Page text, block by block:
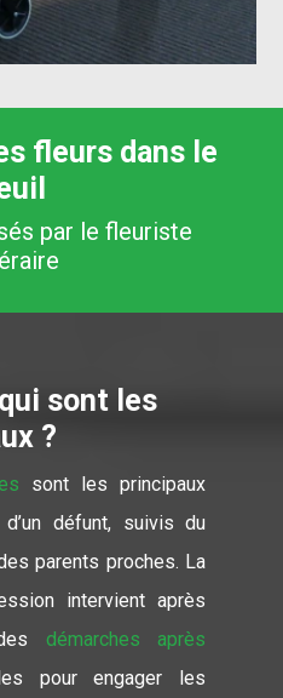
fleurs dans le
par le fleuriste
sont les
?
sont les principaux
d’un défunt, suivis du
parents proches. La
intervient après
démarches après
pour engager les